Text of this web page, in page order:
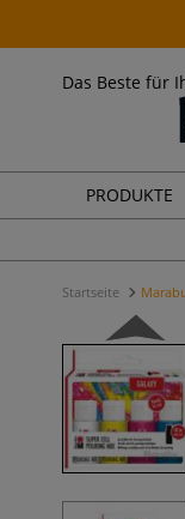
Das Beste für
PRODUKTE
Startseite